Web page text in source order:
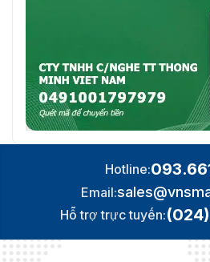
Hotline:
Email:
Hỗ trợ trực tuyến: